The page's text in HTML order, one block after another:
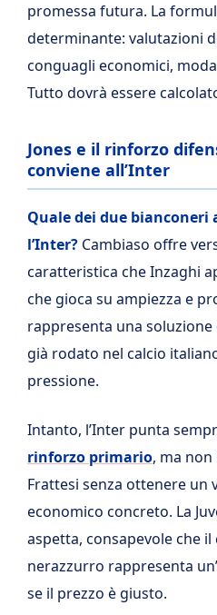
promessa futura. La
determinante: valutazioni
conguagli economici,
Tutto dovrà essere
Jones e il rinforzo
conviene all’Inter
Quale dei due
l’Inter? Cambiaso offre
caratteristica che Inzaghi
che gioca su ampiezza e
rappresenta una
già rodato nel calcio
pressione.
Intanto, l’Inter punta
rinforzo primario, ma
Frattesi senza ottenere un
economico concreto. La
aspetta, consapevole che
nerazzurro rappresenta
se il prezzo è giusto.